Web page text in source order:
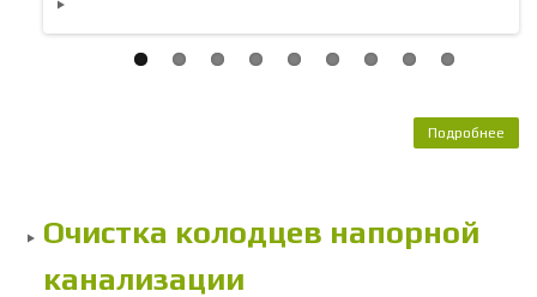
Подробнее
Очистка колодцев напорной
канализации